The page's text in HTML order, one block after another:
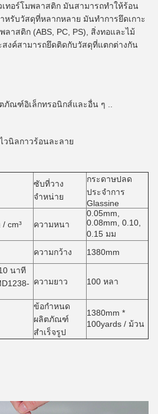
ทอร์โมพลาสติก มันสามารถทำให้ร้อน
รับวัสดุที่หลากหลาย มันทำการยึดเกาะ
ลาสติก (ABS, PC, PS), สิ่งทอและไม้
งค์สามารถยึดติดกับวัสดุที่แตกต่างกัน
ภัณฑ์อิเล็กทรอนิกส์และอื่น ๆ ..
วนิลกาวร้อนละลาย
ซับที่วาง
จำหน่าย
กระดาษปลด
ประจำการ
Glassine
cm³ ความหนา
0.05mm,
0.08mm, 0.10,
0.15 มม
ความกว้าง 1380mm
นาที
ความยาว 100 หลา
ข้อกำหนด
ผลิตภัณฑ์
สำเร็จรูป
1380mm *
100yards / ม้วน